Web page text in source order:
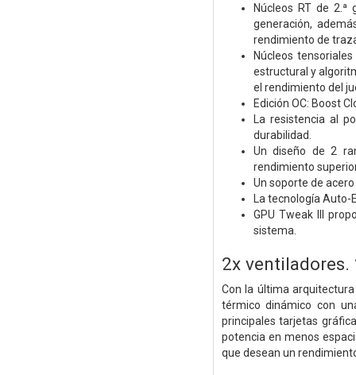
Núcleos RT de
generación,
rendimiento de
Núcleos
estructural y
el rendimiento del
Edición OC: Boost
La resistencia al
durabilidad.
Un diseño de 2
rendimiento
Un soporte de
La tecnología
GPU Tweak III
sistema.
2x ventiladores.
Con la última
térmico dinámico con
principales tarjetas
potencia en menos
que desean un